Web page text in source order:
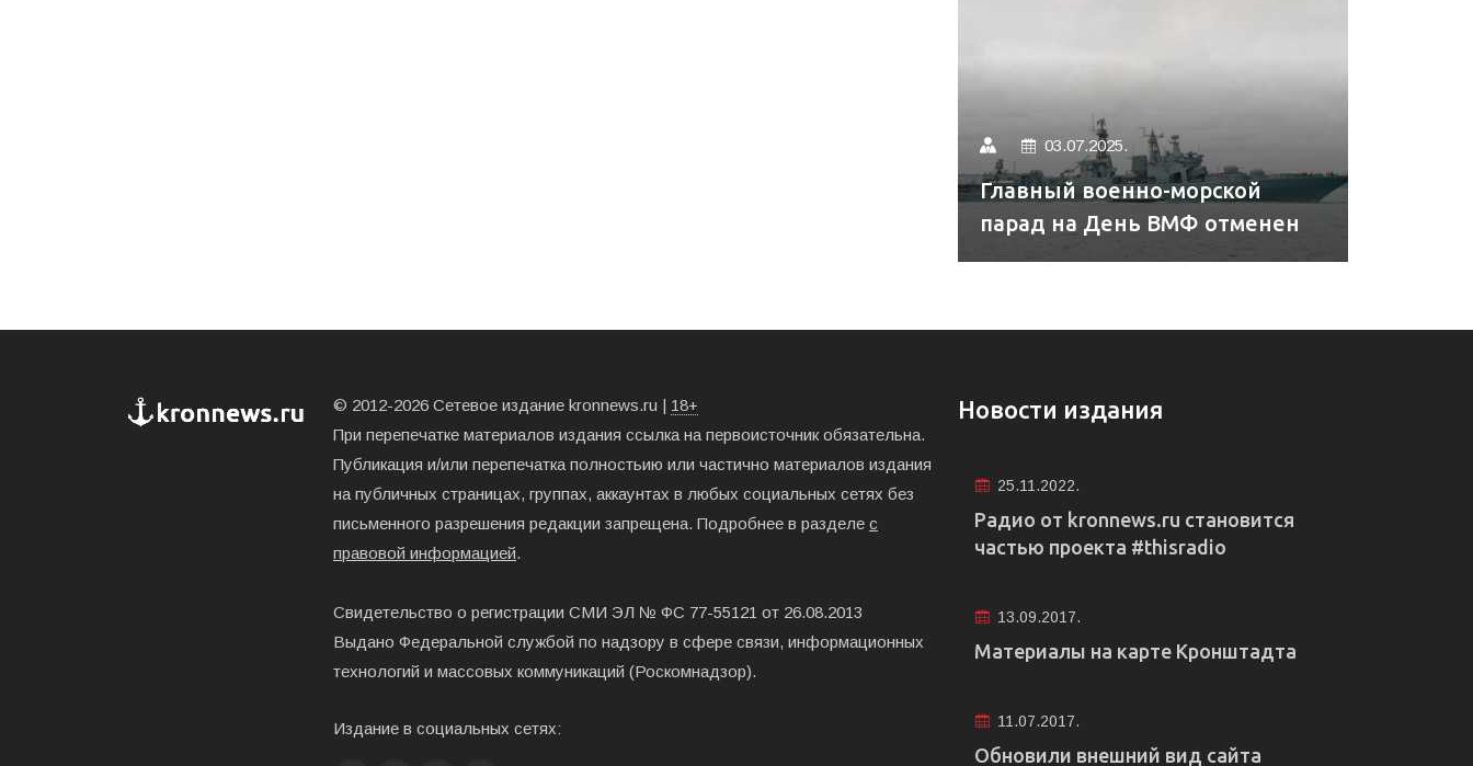
03.07.2025.
Главный военно-морской
парад на День ВМФ отменен
© 2012-2026 Сетевое издание kronnews.ru | 18+
При перепечатке материалов издания ссылка на первоисточник обязательна.
Публикация и/или перепечатка полностьию или частично материалов издания
на публичных страницах, группах, аккаунтах в любых социальных сетях без
письменного разрешения редакции запрещена. Подробнее в разделе с
правовой информацией.
Свидетельство о регистрации СМИ ЭЛ № ФС 77-55121 от 26.08.2013
Выдано Федеральной службой по надзору в сфере связи, информационных
технологий и массовых коммуникаций (Роскомнадзор).
Издание в социальных сетях:
Новости издания
25.11.2022.
Радио от kronnews.ru становится
частью проекта #thisradio
13.09.2017.
Материалы на карте Кронштадта
11.07.2017.
Обновили внешний вид сайта